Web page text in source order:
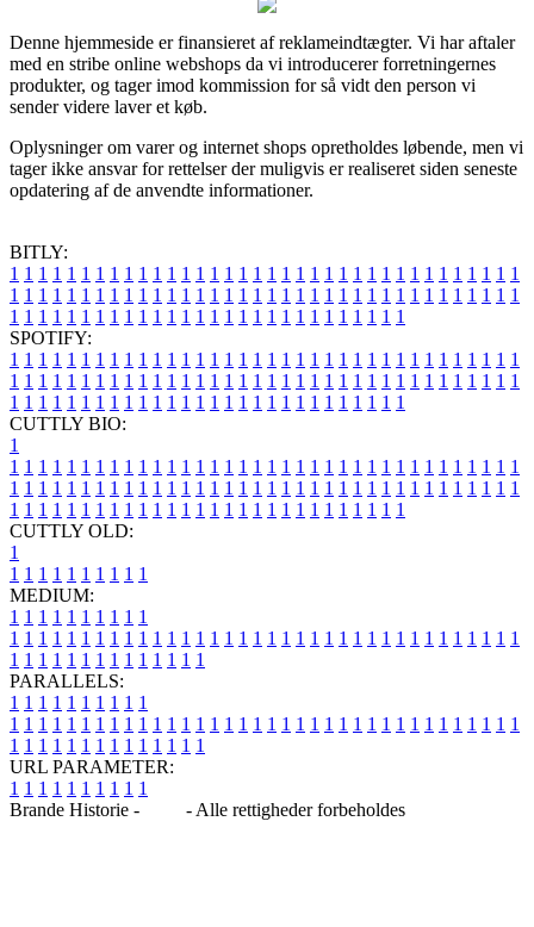
Denne hjemmeside er finansieret af reklameindtægter. Vi har aftaler
med en stribe online webshops da vi introducerer forretningernes
produkter, og tager imod kommission for så vidt den person vi
sender videre laver et køb.
Oplysninger om varer og internet shops opretholdes løbende, men vi
tager ikke ansvar for rettelser der muligvis er realiseret siden seneste
opdatering af de anvendte informationer.
BITLY:
1 1 1 1 1 1 1 1 1 1 1 1 1 1 1 1 1 1 1 1 1 1 1 1 1 1 1 1 1 1 1 1 1 1 1 1
1 1 1 1 1 1 1 1 1 1 1 1 1 1 1 1 1 1 1 1 1 1 1 1 1 1 1 1 1 1 1 1 1 1 1 1
1 1 1 1 1 1 1 1 1 1 1 1 1 1 1 1 1 1 1 1 1 1 1 1 1 1 1 1
SPOTIFY:
1 1 1 1 1 1 1 1 1 1 1 1 1 1 1 1 1 1 1 1 1 1 1 1 1 1 1 1 1 1 1 1 1 1 1 1
1 1 1 1 1 1 1 1 1 1 1 1 1 1 1 1 1 1 1 1 1 1 1 1 1 1 1 1 1 1 1 1 1 1 1 1
1 1 1 1 1 1 1 1 1 1 1 1 1 1 1 1 1 1 1 1 1 1 1 1 1 1 1 1
CUTTLY BIO:
1
1 1 1 1 1 1 1 1 1 1 1 1 1 1 1 1 1 1 1 1 1 1 1 1 1 1 1 1 1 1 1 1 1 1 1 1
1 1 1 1 1 1 1 1 1 1 1 1 1 1 1 1 1 1 1 1 1 1 1 1 1 1 1 1 1 1 1 1 1 1 1 1
1 1 1 1 1 1 1 1 1 1 1 1 1 1 1 1 1 1 1 1 1 1 1 1 1 1 1 1
CUTTLY OLD:
1
1 1 1 1 1 1 1 1 1 1
MEDIUM:
1 1 1 1 1 1 1 1 1 1
1 1 1 1 1 1 1 1 1 1 1 1 1 1 1 1 1 1 1 1 1 1 1 1 1 1 1 1 1 1 1 1 1 1 1 1
1 1 1 1 1 1 1 1 1 1 1 1 1 1
PARALLELS:
1 1 1 1 1 1 1 1 1 1
1 1 1 1 1 1 1 1 1 1 1 1 1 1 1 1 1 1 1 1 1 1 1 1 1 1 1 1 1 1 1 1 1 1 1 1
1 1 1 1 1 1 1 1 1 1 1 1 1 1
URL PARAMETER:
1 1 1 1 1 1 1 1 1 1
Brande Historie -
- Alle rettigheder forbeholdes